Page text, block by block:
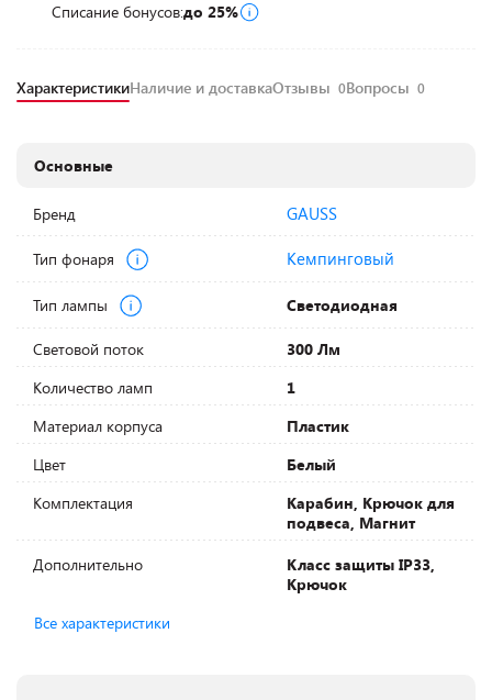
Списание бонусов:до 25%
ХарактеристикиНаличие и доставкаОтзывы 0Вопросы 0
Основные
Бренд GAUSS
Тип фонаря Кемпинговый
Тип лампы Светодиодная
Световой поток
300 Лм
Количество ламп
1
Материал корпуса
Пластик
Цвет
Белый
Комплектация
Карабин, Крючок для
подвеса, Магнит
Дополнительно
Класс защиты IP33,
Крючок
Все характеристики